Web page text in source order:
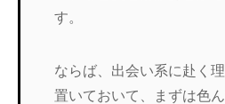
す。
ならば、出会い系に赴く
置いておいて、まずは色